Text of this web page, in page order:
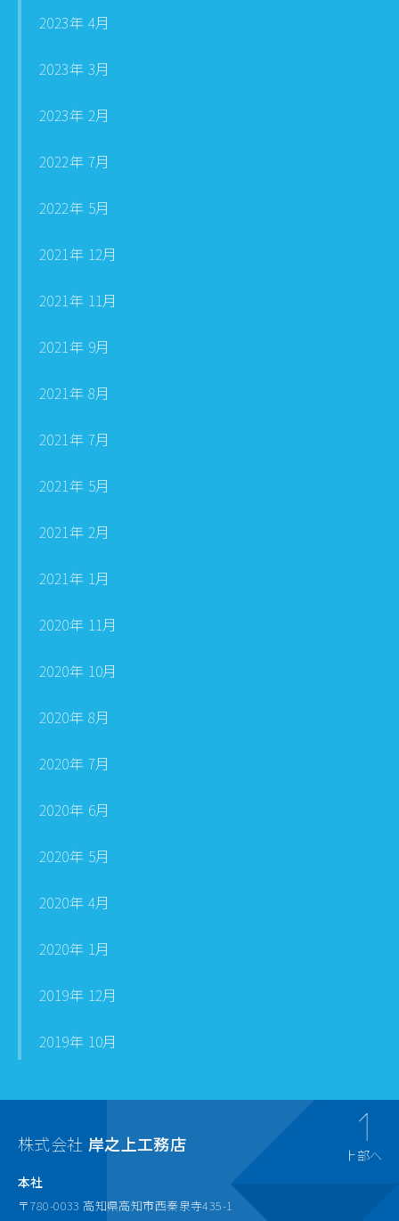
2023年 4月
2023年 3月
2023年 2月
2022年 7月
2022年 5月
2021年 12月
2021年 11月
2021年 9月
2021年 8月
2021年 7月
2021年 5月
2021年 2月
2021年 1月
2020年 11月
2020年 10月
2020年 8月
2020年 7月
2020年 6月
2020年 5月
2020年 4月
2020年 1月
2019年 12月
2019年 10月
株式会社 岸之上工務店
本社
〒780-0033 高知県高知市西秦泉寺435-1
上部へ